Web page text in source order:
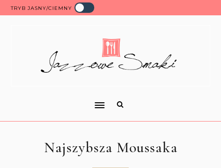
TRYB JASNY/CIEMNY
Najszybsza Moussaka